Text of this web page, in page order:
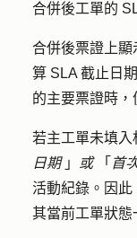
合併後工單的
合併後票證上顯
算 SLA 截止日
的主要票證時，
若主工單未填入
日期 」 或 「 首
活動紀錄。因
其當前工單狀態